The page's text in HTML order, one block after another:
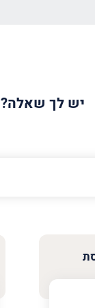
יש לך שאלה?